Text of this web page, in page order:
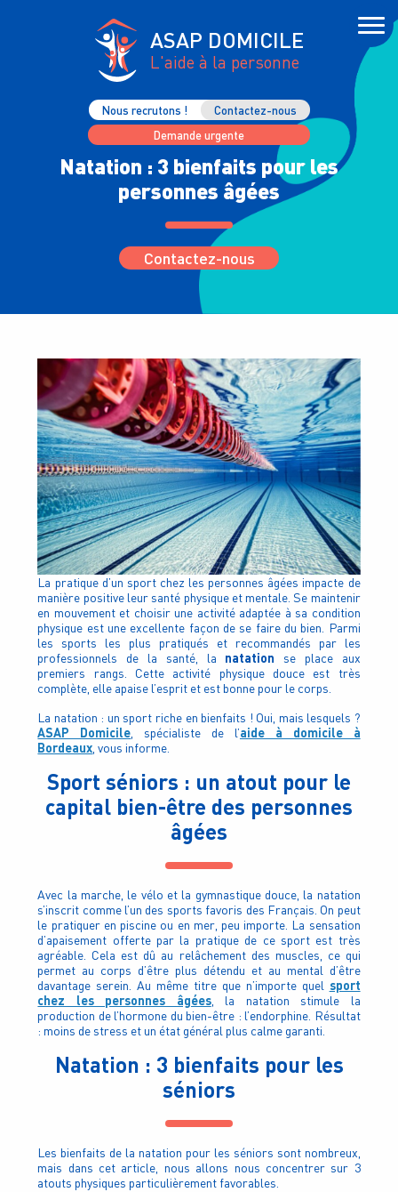
ASAP DOMICILE
L'aide à la personne
Nous recrutons !
Contactez-nous
Demande urgente
Natation : 3 bienfaits pour les
personnes âgées
Contactez-nous
La pratique d’un sport chez les personnes âgées impacte de
manière positive leur santé physique et mentale. Se maintenir
en mouvement et choisir une activité adaptée à sa condition
physique est une excellente façon de se faire du bien. Parmi
les sports les plus pratiqués et recommandés par les
professionnels de la santé,
la natation se place aux
premiers rangs. Cette activité physique douce est très
complète, elle apaise l’esprit et est bonne pour le corps.
La natation : un sport riche en bienfaits ! Oui, mais lesquels ?
ASAP Domicile , spécialiste de l’aide à domicile à
Bordeaux , vous informe.
Sport séniors : un atout pour le
capital bien-être des personnes
âgées
Avec la marche, le vélo et la gymnastique douce, la natation
s’inscrit comme l’un des sports favoris des Français. On peut
le pratiquer en piscine ou en mer, peu importe. La sensation
d’apaisement offerte par la pratique de ce sport est très
agréable. Cela est dû au relâchement des muscles, ce qui
permet au corps d’être plus détendu et au mental d’être
davantage serein. Au même titre que n’importe quel sport
chez les personnes âgées,la natation stimule la
production de l’hormone du bien-être : l’endorphine. Résultat
: moins de stress et un état général plus calme garanti.
Natation : 3 bienfaits pour les
séniors
Les bienfaits de la natation pour les séniors sont nombreux,
mais dans cet article, nous allons nous concentrer sur 3
atouts physiques particulièrement favorables.